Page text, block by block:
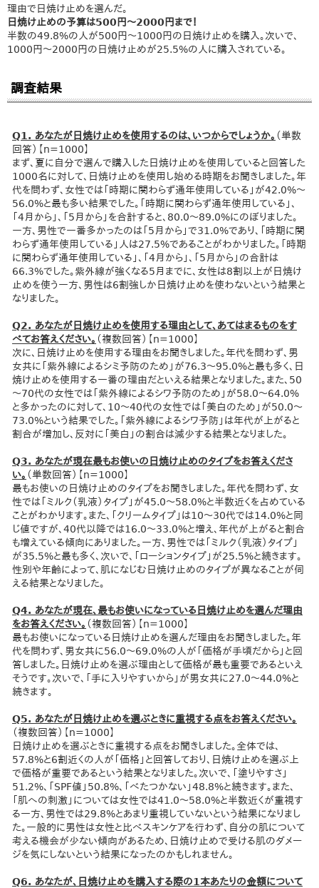
理由で日焼け止めを選んだ。
日焼け止めの予算は500円～2000円まで！
半数の49.8%の人が500円～1000円の日焼け止めを購入。次いで、
1000円～2000円の日焼け止めが25.5%の人に購入されている。
調査結果
Q1. あなたが日焼け止めを使用するのは、いつからでしょうか。 （単数
回答）【n=1000】
まず、夏に自分で選んで購入した日焼け止めを使用していると回答した
1000名に対して、日焼け止めを使用し始める時期をお聞きしました。年
代を問わず、女性では「時期に関わらず通年使用している」が42.0%～
56.0%と最も多い結果でした。「時期に関わらず通年使用している」、
「4月から」、「5月から」を合計すると、80.0～89.0%にのぼりました。
一方、男性で一番多かったのは「5月から」で31.0%であり、「時期に関
わらず通年使用している」人は27.5%であることがわかりました。「時期
に関わらず通年使用している」、「4月から」、「5月から」の合計は
66.3%でした。紫外線が強くなる5月までに、女性は8割以上が日焼け
止めを使う一方、男性は6割強しか日焼け止めを使わないという結果と
なりました。
Q2. あなたが日焼け止めを使用する理由として、あてはまるものをす
べてお答えください。 （複数回答）【n=1000】
次に、日焼け止めを使用する理由をお聞きしました。年代を問わず、男
女共に「紫外線によるシミ予防のため」が76.3～95.0%と最も多く、日
焼け止めを使用する一番の理由だといえる結果となりました。また、50
～70代の女性では「紫外線によるシワ予防のため」が58.0～64.0%
と多かったのに対して、10～40代の女性では「美白のため」が50.0～
73.0%という結果でした。「紫外線によるシワ予防」は年代が上がると
割合が増加し、反対に「美白」の割合は減少する結果となりました。
Q3. あなたが現在最もお使いの日焼け止めのタイプをお答えくださ
い。 （単数回答）【n=1000】
最もお使いの日焼け止めのタイプをお聞きしました。年代を問わず、女
性では「ミルク（乳液）タイプ」が45.0～58.0%と半数近くを占めている
ことがわかります。また、「クリームタイプ」は10～30代では14.0%と同
じ値ですが、40代以降では16.0～33.0%と増え、年代が上がると割合
も増えている傾向にありました。一方、男性では「ミルク（乳液）タイプ」
が35.5%と最も多く、次いで、「ローションタイプ」が25.5%と続きます。
性別や年齢によって、肌になじむ日焼け止めのタイプが異なることが伺
える結果となりました。
Q4. あなたが現在、最もお使いになっている日焼け止めを選んだ理由
をお答えください。 （複数回答）【n=1000】
最もお使いになっている日焼け止めを選んだ理由をお聞きしました。年
代を問わず、男女共に56.0～69.0%の人が「価格が手頃だから」と回
答しました。日焼け止めを選ぶ理由として価格が最も重要であるといえ
そうです。次いで、「手に入りやすいから」が男女共に27.0～44.0%と
続きます。
Q5. あなたが日焼け止めを選ぶときに重視する点をお答えください。
（複数回答）【n=1000】
日焼け止めを選ぶときに重視する点をお聞きしました。全体では、
57.8%と6割近くの人が「価格」と回答しており、日焼け止めを選ぶ上
で価格が重要であるという結果となりました。次いで、「塗りやすさ」
51.2%、「SPF値」50.8%、「べたつかない」48.8%と続きます。また、
「肌への刺激」については女性では41.0～58.0%と半数近くが重視す
る一方、男性では29.8%とあまり重視していないという結果になりまし
た。一般的に男性は女性と比べスキンケアを行わず、自分の肌について
考える機会が少ない傾向があるため、日焼け止めで受ける肌のダメー
ジを気にしないという結果になったのかもしれません。
Q6. あなたが、日焼け止めを購入する際の1本あたりの金額について